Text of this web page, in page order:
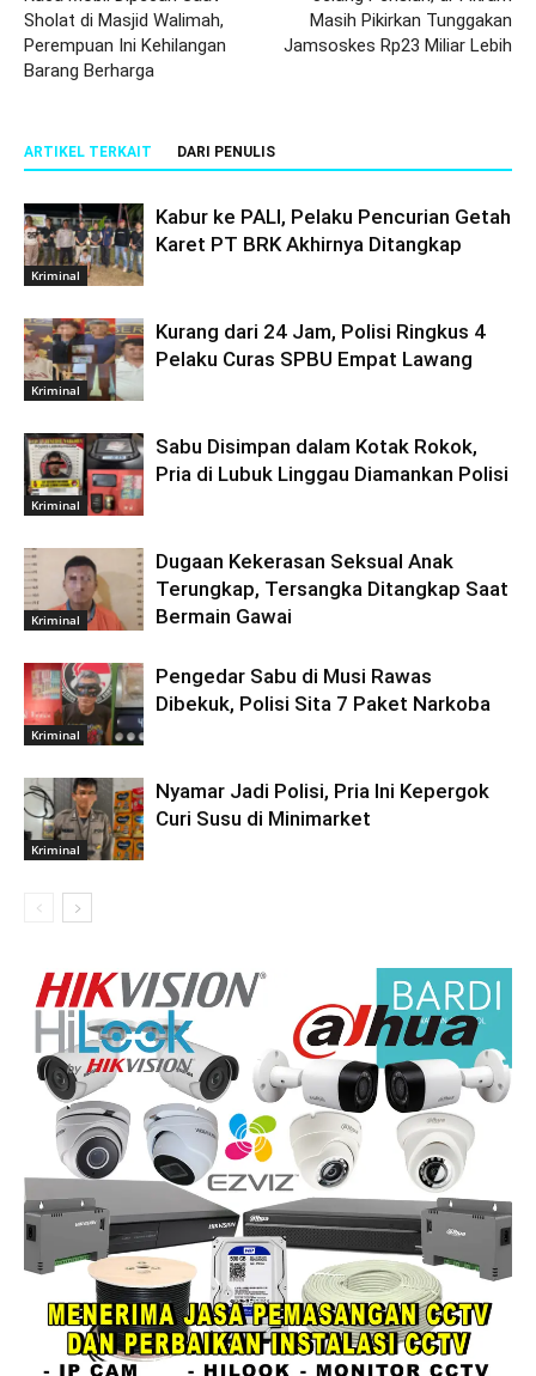
Sholat di Masjid Walimah,
Perempuan Ini Kehilangan
Barang Berharga
Masih Pikirkan Tunggakan
Jamsoskes Rp23 Miliar Lebih
ARTIKEL TERKAIT DARI PENULIS
Kriminal
Kabur ke PALI, Pelaku Pencurian Getah
Karet PT BRK Akhirnya Ditangkap
Kriminal
Kurang dari 24 Jam, Polisi Ringkus 4
Pelaku Curas SPBU Empat Lawang
Kriminal
Sabu Disimpan dalam Kotak Rokok,
Pria di Lubuk Linggau Diamankan Polisi
Kriminal
Dugaan Kekerasan Seksual Anak
Terungkap, Tersangka Ditangkap Saat
Bermain Gawai
Kriminal
Pengedar Sabu di Musi Rawas
Dibekuk, Polisi Sita 7 Paket Narkoba
Kriminal
Nyamar Jadi Polisi, Pria Ini Kepergok
Curi Susu di Minimarket